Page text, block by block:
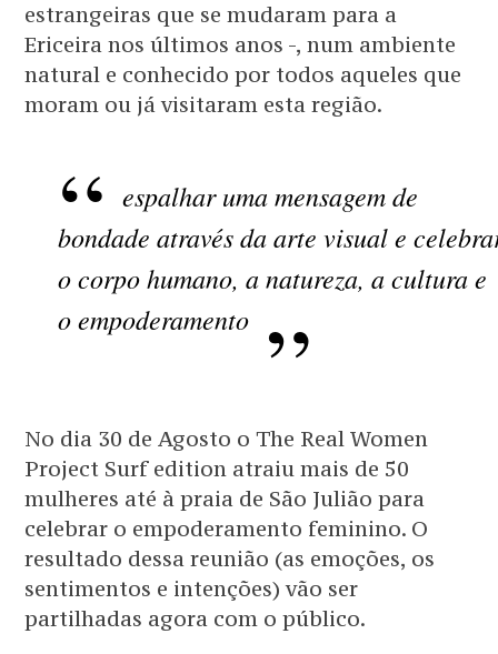
estrangeiras que se mudaram para a
Ericeira nos últimos anos -, num ambiente
natural e conhecido por todos aqueles que
moram ou já visitaram esta região.
espalhar uma mensagem de
bondade através da arte visual e
o corpo humano, a natureza, a cultura e
o empoderamento
No dia 30 de Agosto o The Real Women
Project Surf edition atraiu mais de 50
mulheres até à praia de São Julião para
celebrar o empoderamento feminino. O
resultado dessa reunião (as emoções, os
sentimentos e intenções) vão ser
partilhadas agora com o público.